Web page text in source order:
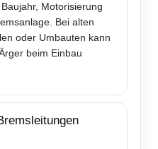
Motorisierung
Bei alten
oder Umbauten kann
beim Einbau